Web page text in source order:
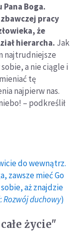
Pana Boga.
pracy
że
hierarcha. Jak
najtrudniejsze
a nie ciągle i
tę
najpierw nas.
– podkreślił
do wewnątrz.
zawsze mieć Go
aż znajdzie
Rozwój duchowy)
życie"